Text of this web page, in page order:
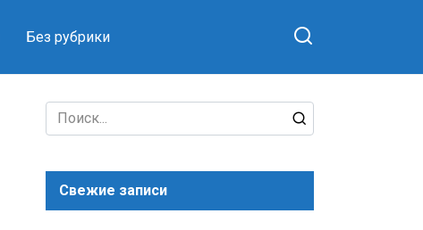
Без рубрики
Search
for:
Свежие записи